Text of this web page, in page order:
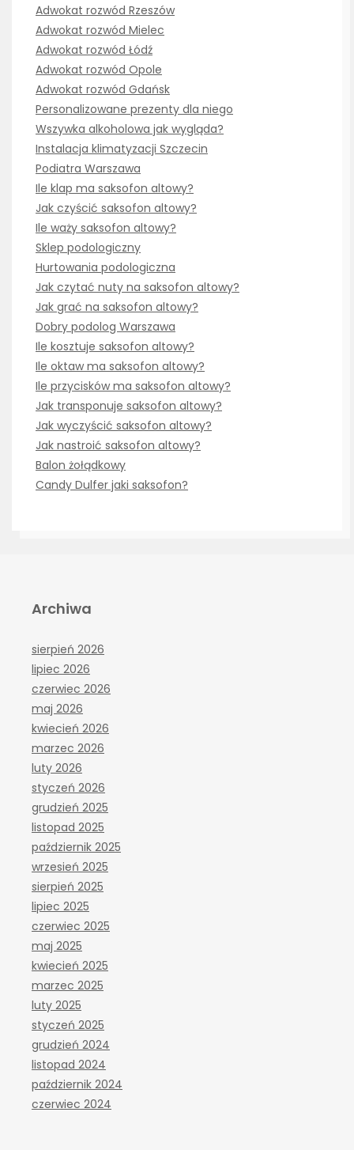
Adwokat rozwód Rzeszów
Adwokat rozwód Mielec
Adwokat rozwód Łódź
Adwokat rozwód Opole
Adwokat rozwód Gdańsk
Personalizowane prezenty dla niego
Wszywka alkoholowa jak wygląda?
Instalacja klimatyzacji Szczecin
Podiatra Warszawa
Ile klap ma saksofon altowy?
Jak czyścić saksofon altowy?
Ile waży saksofon altowy?
Sklep podologiczny
Hurtowania podologiczna
Jak czytać nuty na saksofon altowy?
Jak grać na saksofon altowy?
Dobry podolog Warszawa
Ile kosztuje saksofon altowy?
Ile oktaw ma saksofon altowy?
Ile przycisków ma saksofon altowy?
Jak transponuje saksofon altowy?
Jak wyczyścić saksofon altowy?
Jak nastroić saksofon altowy?
Balon żołądkowy
Candy Dulfer jaki saksofon?
Archiwa
sierpień 2026
lipiec 2026
czerwiec 2026
maj 2026
kwiecień 2026
marzec 2026
luty 2026
styczeń 2026
grudzień 2025
listopad 2025
październik 2025
wrzesień 2025
sierpień 2025
lipiec 2025
czerwiec 2025
maj 2025
kwiecień 2025
marzec 2025
luty 2025
styczeń 2025
grudzień 2024
listopad 2024
październik 2024
czerwiec 2024